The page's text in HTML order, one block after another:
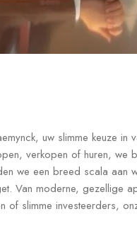
uw slimme keuze
verkopen of huren, we
we een breed scala aan
Van moderne, gezellige
of slimme investeerders,